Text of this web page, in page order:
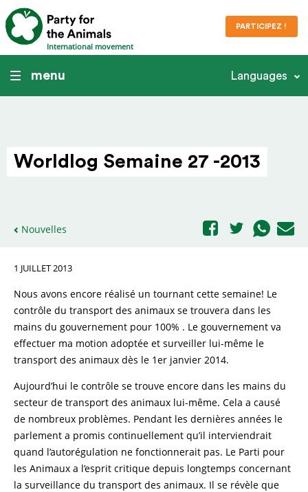
International movement
PARTICIPEZ !
menu Languages
Worldlog Semaine 27 -2013
Nouvelles
1 JUILLET 2013
Nous avons encore réalisé un tournant cette semaine! Le
contrôle du transport des animaux se trouvera dans les
mains du gouvernement pour 100% . Le gouvernement va
effectuer ma motion adoptée et surveiller lui-même le
transport des animaux dès le 1er janvier 2014.
Aujourd’hui le contrôle se trouve encore dans les mains du
secteur de transport des animaux lui-même. Cela a causé
de nombreux problèmes. Pendant les dernières années le
parlement a promis continuellement qu’il interviendrait
quand l’autorégulation ne fonctionnerait pas. Le Parti pour
les Animaux a l’esprit critique depuis longtemps concernant
la surveillance du transport des animaux. Il se révèle que